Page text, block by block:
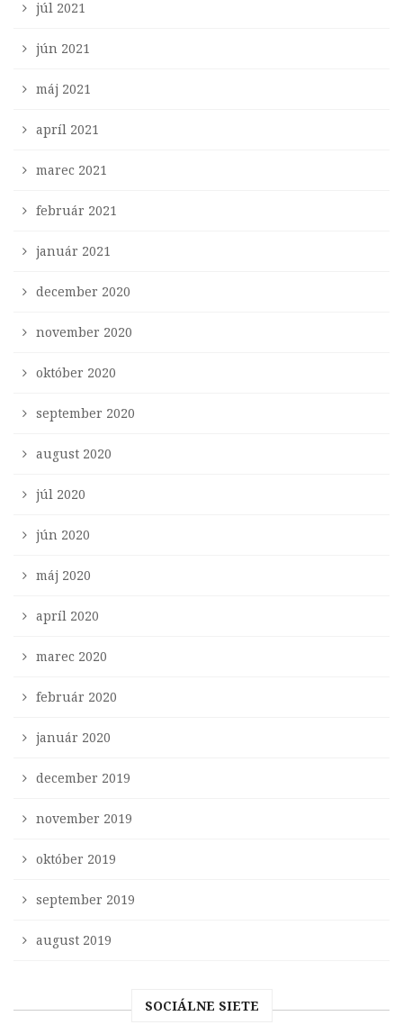
júl 2021
jún 2021
máj 2021
apríl 2021
marec 2021
február 2021
január 2021
december 2020
november 2020
október 2020
september 2020
august 2020
júl 2020
jún 2020
máj 2020
apríl 2020
marec 2020
február 2020
január 2020
december 2019
november 2019
október 2019
september 2019
august 2019
SOCIÁLNE SIETE